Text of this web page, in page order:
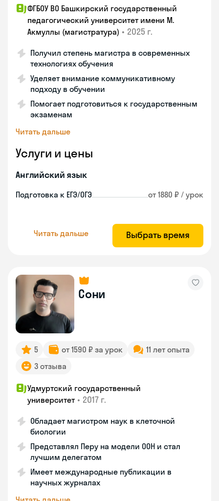
ФГБОУ ВО Башкирский государственный
педагогический университет имени М.
Акмуллы (магистратура) • 2025 г.
Получил степень магистра в современных
технологиях обучения
Уделяет внимание коммуникативному
подходу в обучении
Помогает подготовиться к государственным
экзаменам
Читать дальше
Услуги и цены
Английский язык
Подготовка к ЕГЭ/ОГЭ от 1880 ₽ / урок
Читать дальше Выбрать время
Сони
5 от 1590 ₽ за урок
11 лет опыта
3 отзыва
Удмуртский государственный
университет • 2017 г.
Обладает магистром наук в клеточной
биологии
Представлял Перу на модели ООН и стал
лучшим делегатом
Имеет международные публикации в
научных журналах